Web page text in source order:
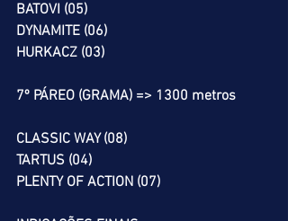
BATOVI (05)
DYNAMITE (06)
HURKACZ (03)
7º PÁREO (GRAMA) => 1300 metros
CLASSIC WAY (08)
TARTUS (04)
PLENTY OF ACTION (07)